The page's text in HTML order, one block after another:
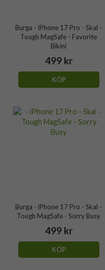
Burga - iPhone 17 Pro - Skal -
Tough MagSafe - Favorite
Bikini
499 kr
KÖP
Burga - iPhone 17 Pro - Skal -
Tough MagSafe - Sorry Busy
499 kr
KÖP